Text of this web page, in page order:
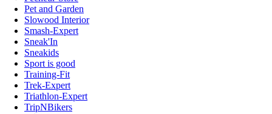
Pet and Garden
Slowood Interior
Smash-Expert
Sneak'In
Sneakids
Sport is good
Training-Fit
Trek-Expert
Triathlon-Expert
TripNBikers